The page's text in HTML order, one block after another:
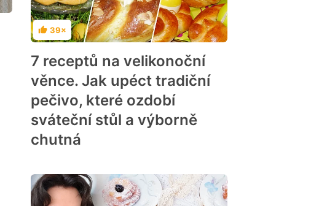
Hodnocení
39×
7 receptů na velikonoční
věnce. Jak upéct tradiční
pečivo, které ozdobí
sváteční stůl a výborně
chutná